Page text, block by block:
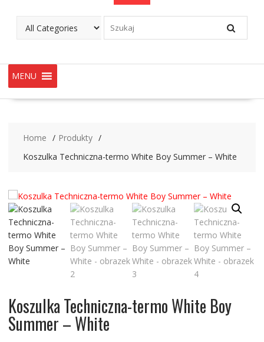
MENU
Home
Produkty
Koszulka Techniczna-termo White Boy Summer – White
Koszulka Techniczna-termo White Boy
Summer – White